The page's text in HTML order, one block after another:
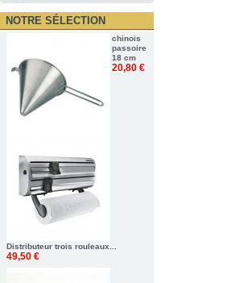
NOTRE SÉLECTION
chinois
passoire
18 cm
20,80 €
Distributeur trois rouleaux...
49,50 €